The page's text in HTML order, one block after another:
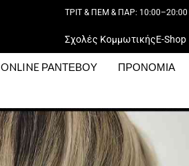
ΤΡΙΤ & ΠΕΜ & ΠΑΡ:
Σχολές ΚομμωτικήςE-Shop
ONLINE ΡΑΝΤΕΒΟΥ ΠΡΟΝΟΜΙΑ